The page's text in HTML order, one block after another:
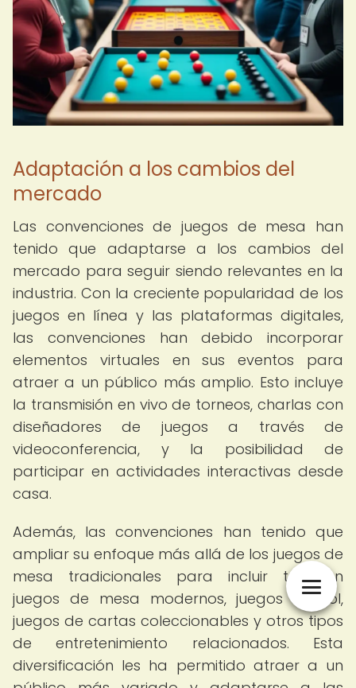
Adaptación a los cambios del
mercado
Las convenciones de juegos de mesa han
tenido que adaptarse a los cambios del
mercado para seguir siendo relevantes en la
industria. Con la creciente popularidad de los
juegos en línea y las plataformas digitales,
las convenciones han debido incorporar
elementos virtuales en sus eventos para
atraer a un público más amplio. Esto incluye
la transmisión en vivo de torneos, charlas con
diseñadores de juegos a través de
videoconferencia, y la posibilidad de
participar en actividades interactivas desde
casa.
Además, las convenciones han tenido que
ampliar su enfoque más allá de los juegos de
mesa tradicionales para incluir también
juegos de mesa modernos, juegos de rol,
juegos de cartas coleccionables y otros tipos
de entretenimiento relacionados. Esta
diversificación les ha permitido atraer a un